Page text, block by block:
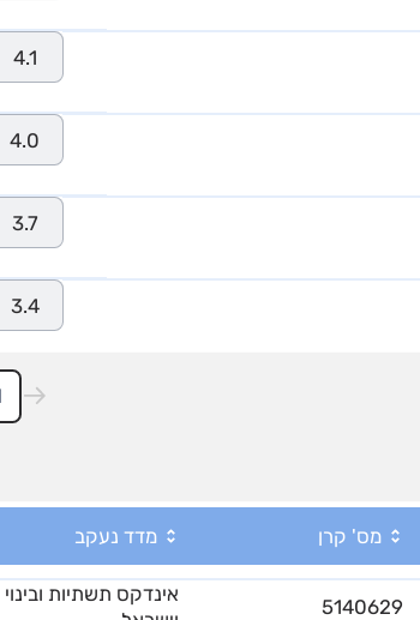
4.1
4.0
3.7
3.4
מס' קרן מדד נעקב
5140629
אינדקס תשתיות